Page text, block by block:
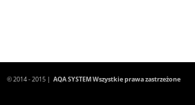
© 2014 - 2015 | AQA SYSTEM Wszystkie prawa zastrzeżone